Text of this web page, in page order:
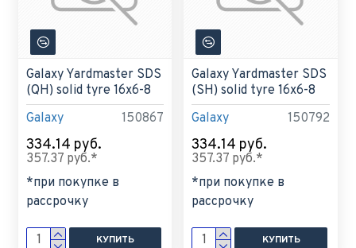
Galaxy 150867
Galaxy Yardmaster SDS
(QH) solid tyre 16x6-8
334.14 руб.
357.37 руб.*
*при покупке в
рассрочку
КУПИТЬ
Galaxy 150792
Galaxy Yardmaster SDS
(SH) solid tyre 16x6-8
334.14 руб.
357.37 руб.*
*при покупке в
рассрочку
КУПИТЬ